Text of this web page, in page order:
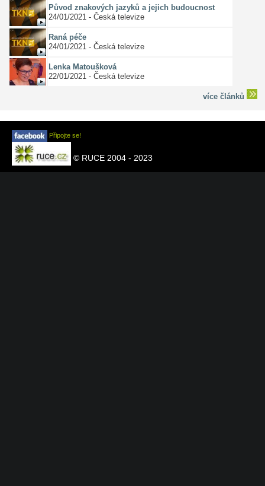
Původ znakových jazyků a jejich budoucnost
24/01/2021 - Česká televize
Raná péče
24/01/2021 - Česká televize
Lenka Matoušková
22/01/2021 - Česká televize
více článků
Připojte se!
© RUCE 2004 - 2023